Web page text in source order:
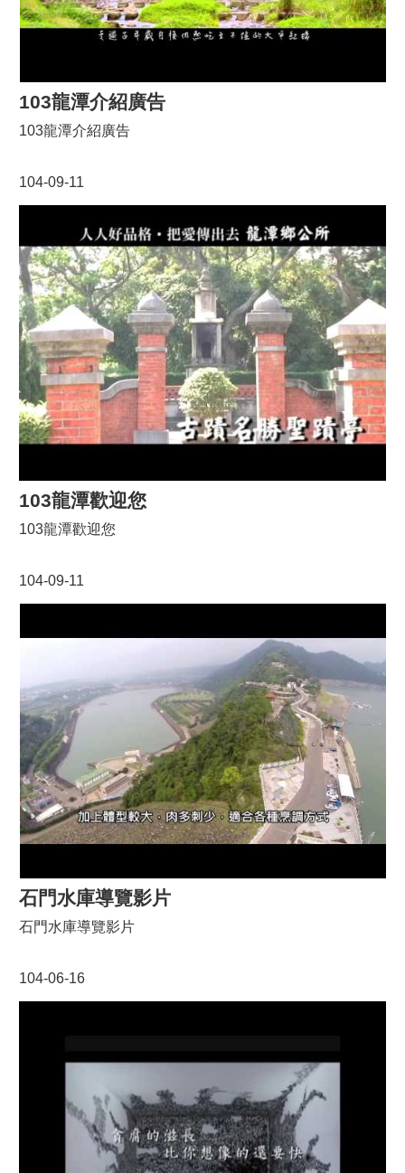
103龍潭介紹廣告
104-09-11
103龍潭介紹廣告
103龍潭歡迎您
104-09-11
103龍潭歡迎您
石門水庫導覽影片
104-06-16
石門水庫導覽影片